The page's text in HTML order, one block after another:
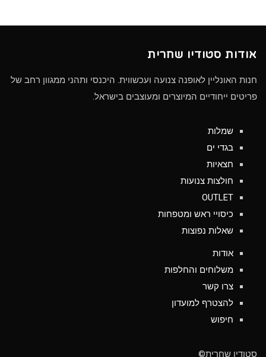
אודות סטודיו שחרית
חנות האונליין לאופנה צנועה ועכשווית. היכנסי ותהני ממגוון רחב של
פריטים ייחודיים המיוצרים ומעוצבים בישראל.
שמלות
בגדי ים
חצאיות
חולצות צנועות
OUTLET
כיסויי ראש ומטפחות
שאלות נפוצות
אודות
משלוחים והחלפות
צרו קשר
להצטרף למועדון
חיפוש
סטודיו שחרית©